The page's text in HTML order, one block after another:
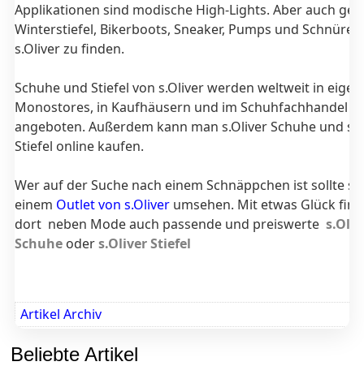
Applikationen sind modische High-Lights. Aber auch
Winterstiefel, Bikerboots, Sneaker, Pumps und Schnürer
s.Oliver zu finden.
Schuhe und Stiefel von s.Oliver werden weltweit in
Monostores, in Kaufhäusern und im Schuhfachhandel
angeboten. Außerdem kann man s.Oliver Schuhe und
Stiefel online kaufen.
Wer auf der Suche nach einem Schnäppchen ist sollte
einem Outlet von s.Oliver umsehen. Mit etwas Glück
dort neben Mode auch passende und preiswerte
Schuhe oders.Oliver Stiefel
Artikel Archiv
Beliebte Artikel